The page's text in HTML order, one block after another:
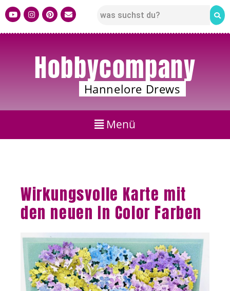
Hobbycompany
Hannelore Drews
Wirkungsvolle Karte mit
den neuen In Color Farben